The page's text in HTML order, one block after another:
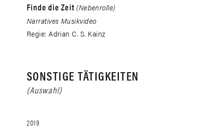
Finde die Zeit (Nebenrolle)
Narratives Musikvideo
Regie: Adrian C. S. Kainz
SONSTIGE TÄTIGKEITEN
(Auswahl)
2019